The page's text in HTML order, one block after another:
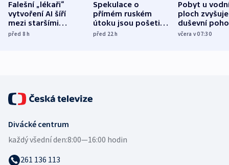
Falešní „lékaři“
vytvoření AI šíří
mezi staršími
Poláky nebezpečné
před 8h
Spekulace o
přímém ruském
útoku jsou pošetilé,
míní estonský
před 22h
Pobyt u
ploch zvyšuje
duševní
ukázala
včera v 07:30
Divácké centrum
každý všední den:8:00—16:00 hodin
261 136 113